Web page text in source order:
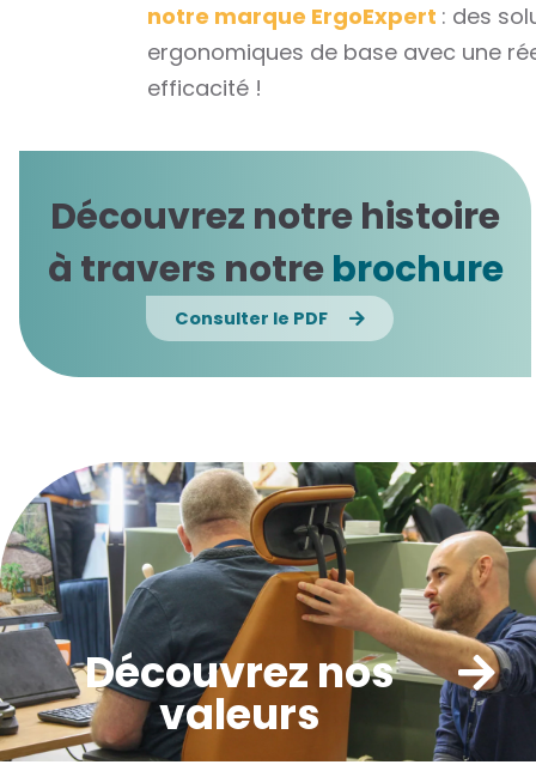
notre marque ErgoExpert: des solutions
ergonomiques de base avec une réelle
Découvrez notre histoire
à travers notrebrochure
Consulter le PDF
Découvrez nos
valeurs